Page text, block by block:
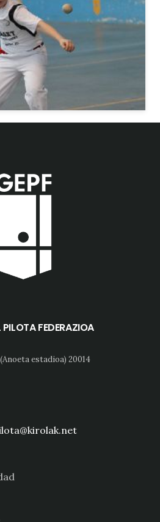
FEDERAZIOA
estadioa) 20014